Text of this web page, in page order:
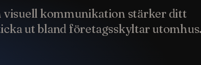
visuell kommunikation stärker ditt
ut bland företagsskyltar